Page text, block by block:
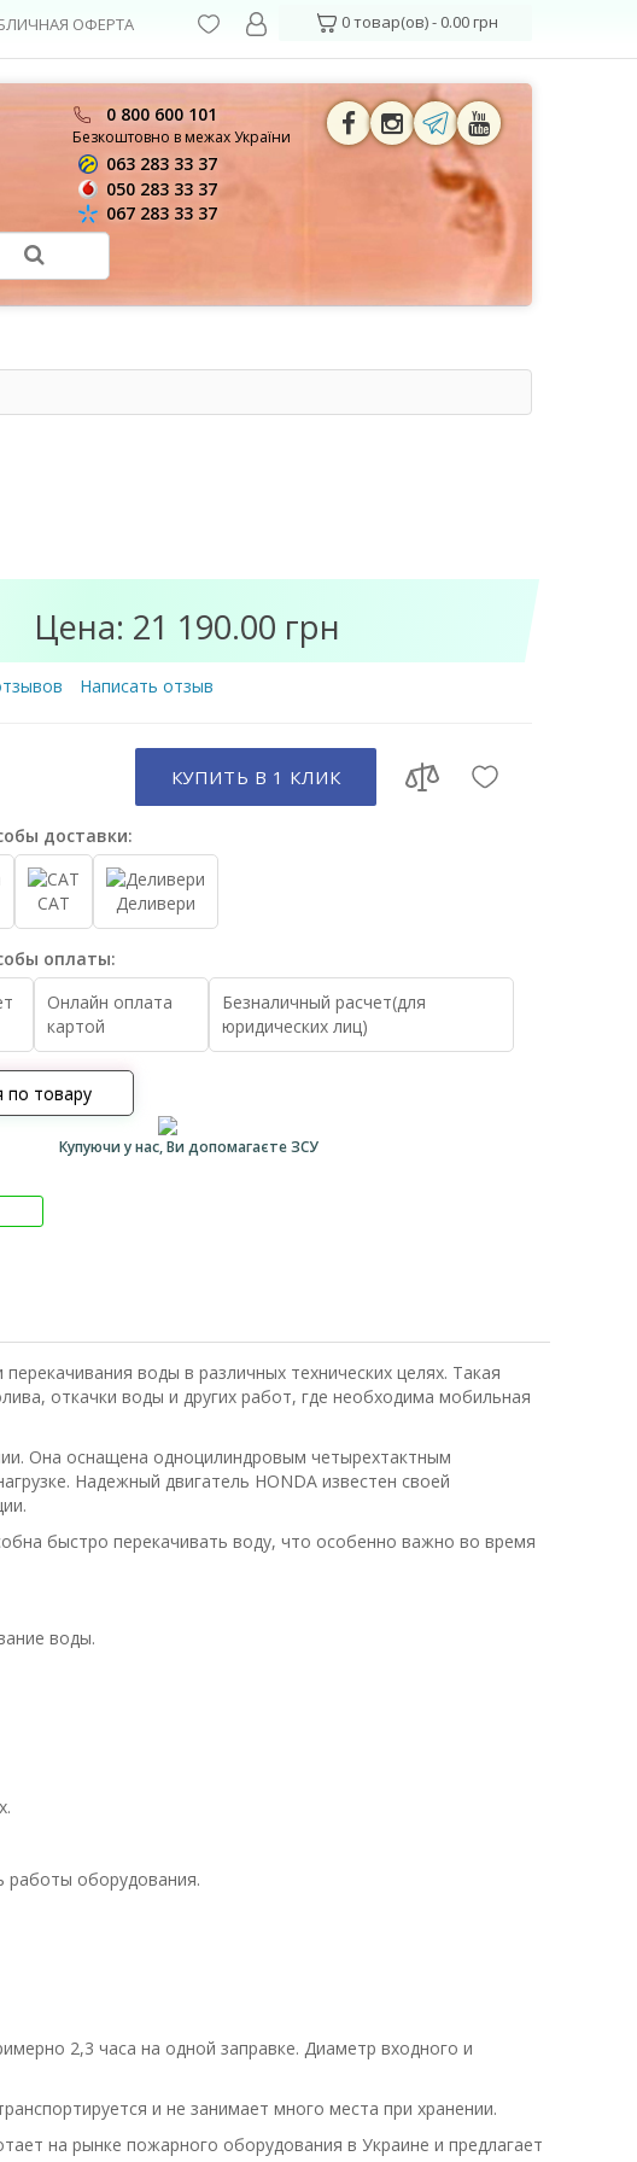
ОФЕРТА 0 товар(ов) - 0.00 грн
0 800 600 101
Безкоштовно в межах України
063 283 33 37
050 283 33 37
067 283 33 37
Цена: 21 190.00 грн
Написать отзыв
КУПИТЬ В 1 КЛИК
доставки:
САТ Деливери
оплаты:
Онлайн оплата
картой
Безналичный расчет(для
юридических лиц)
по товару
Купуючи у нас, Ви допомагаєте ЗСУ
воды в различных технических целях. Такая
откачки воды и других работ, где необходима мобильная
Она оснащена одноцилиндровым четырехтактным
Надежный двигатель HONDA известен своей
быстро перекачивать воду, что особенно важно во время
воды.
оборудования.
2,3 часа на одной заправке. Диаметр входного и
и не занимает много места при хранении.
на рынке пожарного оборудования в Украине и предлагает